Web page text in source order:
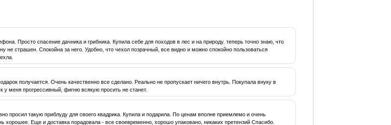
Просто спасение дачника и грибника. Купила себе для походов в лес и на природу. теперь точно знаю, что
не страшен. Спокойна за него. Удобно, что чехол позрачный, все видно и можно спокойно пользоваться
получается. Очень качественно все сделано. Реально не пропускает ничего внутрь. Покупала внуку в
у меня прогрессивный, фигню всякую просить не станет.
просил такую приблуду для своего квадрика. Купила и подарила. По ценам вполне приемлемо и очень
хорошее. Еще и доставка порадовала - все своевременно, хорошо упаковано, никаких претензий Спасибо.